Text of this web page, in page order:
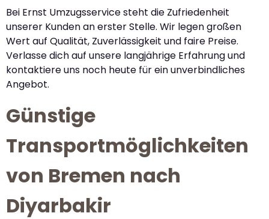
Bei Ernst Umzugsservice steht die Zufriedenheit
unserer Kunden an erster Stelle. Wir legen großen
Wert auf Qualität, Zuverlässigkeit und faire Preise.
Verlasse dich auf unsere langjährige Erfahrung und
kontaktiere uns noch heute für ein unverbindliches
Angebot.
Günstige
Transportmöglichkeiten
von Bremen nach
Diyarbakir